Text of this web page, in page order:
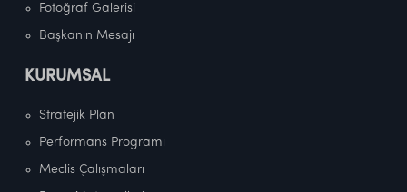
Fotoğraf Galerisi
Başkanın Mesajı
KURUMSAL
Stratejik Plan
Performans Programı
Meclis Çalışmaları